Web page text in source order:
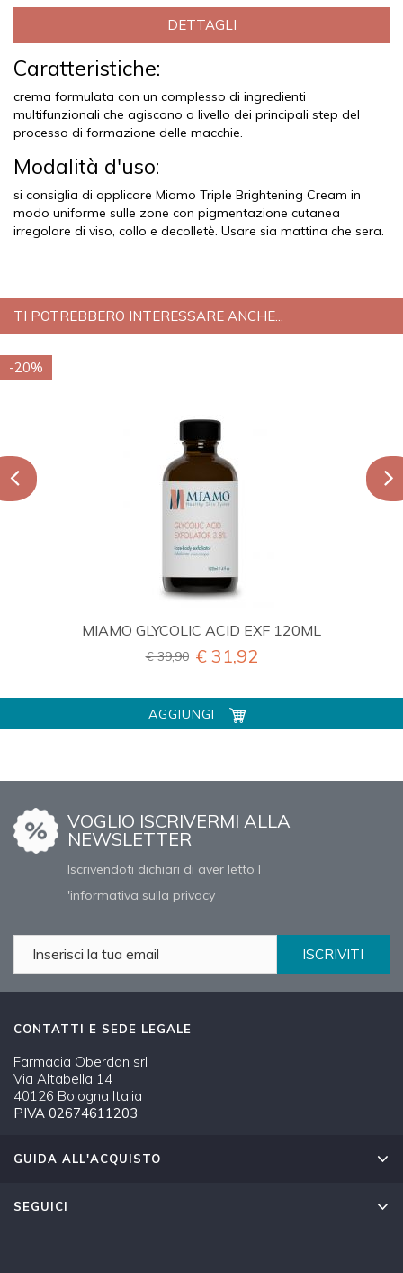
DETTAGLI
Caratteristiche:
crema formulata con un complesso di ingredienti
multifunzionali che agiscono a livello dei principali step del
processo di formazione delle macchie.
Modalità d'uso:
si consiglia di applicare Miamo Triple Brightening Cream in
modo uniforme sulle zone con pigmentazione cutanea
irregolare di viso, collo e decolletè. Usare sia mattina che sera.
TI POTREBBERO INTERESSARE ANCHE...
MIAMO GLYCOLIC ACID EXF 120ML
€ 39,90 € 31,92
-20%
AGGIUNGI
VOGLIO ISCRIVERMI ALLA
NEWSLETTER
Iscrivendoti dichiari di aver letto l
'informativa sulla privacy
ISCRIVITI
CONTATTI E SEDE LEGALE
Farmacia Oberdan srl
Via Altabella 14
40126 Bologna Italia
PIVA 02674611203
GUIDA ALL'ACQUISTO
SEGUICI